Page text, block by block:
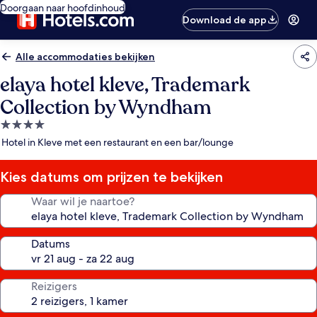
Doorgaan naar hoofdinhoud
Download de app
Alle accommodaties bekijken
elaya hotel kleve, Trademark
Collection by Wyndham
4.0-
sterrenaccommodatie
Hotel in Kleve met een restaurant en een bar/lounge
Kies datums om prijzen te bekijken
Waar wil je naartoe?
Datums
Reizigers